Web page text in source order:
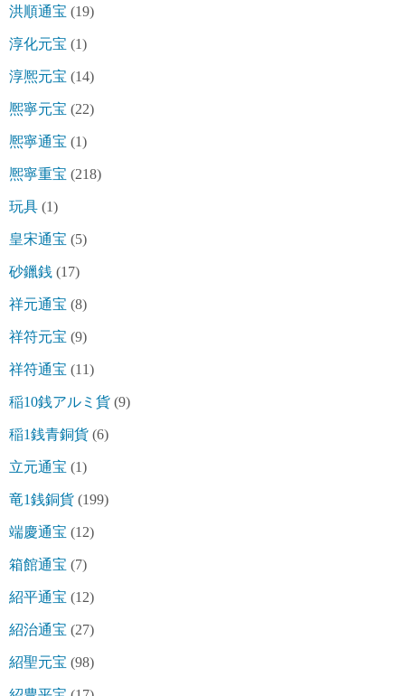
洪順通宝 (19)
淳化元宝 (1)
淳熈元宝 (14)
熈寧元宝 (22)
熈寧通宝 (1)
熈寧重宝 (218)
玩具 (1)
皇宋通宝 (5)
砂鑞銭 (17)
祥元通宝 (8)
祥符元宝 (9)
祥符通宝 (11)
稲10銭アルミ貨 (9)
稲1銭青銅貨 (6)
立元通宝 (1)
竜1銭銅貨 (199)
端慶通宝 (12)
箱館通宝 (7)
紹平通宝 (12)
紹治通宝 (27)
紹聖元宝 (98)